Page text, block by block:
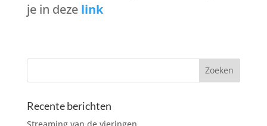
je in deze link
Recente berichten
Streaming van de vieringen